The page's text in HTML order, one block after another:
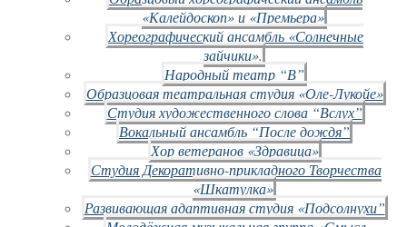
«Калейдоскоп» и «Премьера»
Хореографический ансамбль «Солнечные
зайчики».
Народный театр “В”
Образцовая театральная студия «Оле-Лукойе»
Студия художественного слова “Вслух”
Вокальный ансамбль “После дождя”
Хор ветеранов «Здравица»
Студия Декоративно-прикладного Творчества
«Шкатулка»
Развивающая адаптивная студия «Подсолнухи”